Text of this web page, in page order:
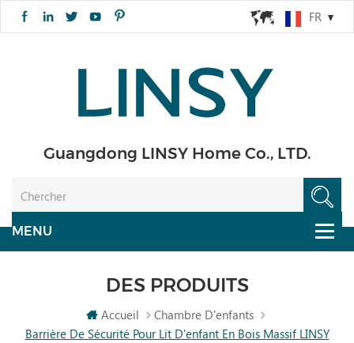
FR
Guangdong LINSY Home Co., LTD.
DES PRODUITS
Accueil
Chambre D'enfants
Barrière De Sécurité Pour Lit D'enfant En Bois Massif LINSY